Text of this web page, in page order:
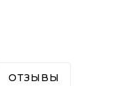
ОТЗЫВЫ